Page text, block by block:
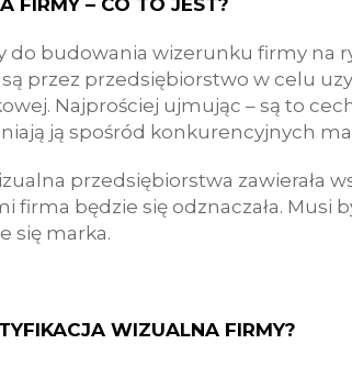
FIRMY – CO TO JEST?
do budowania wizerunku firmy na
przez przedsiębiorstwo w celu
Najprościej ujmując – są to
ją spośród konkurencyjnych
przedsiębiorstwa zawierała
firma będzie się odznaczała. Musi
się marka.
WIZUALNA FIRMY?